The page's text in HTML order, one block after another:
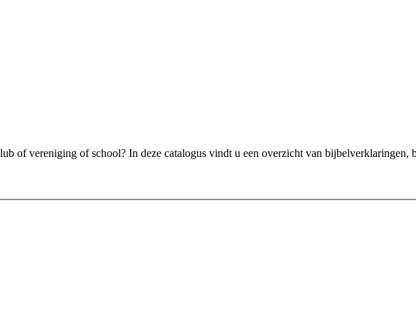
of vereniging of school? In deze catalogus vindt u een overzicht van bijbelverklaringen,